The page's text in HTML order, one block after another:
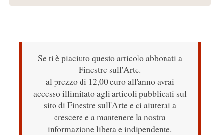
Se ti è piaciuto questo articolo abbonati a
Finestre sull'Arte.
al prezzo di 12,00 euro all'anno avrai
accesso illimitato agli articoli pubblicati sul
sito di Finestre sull'Arte e ci aiuterai a
crescere e a mantenere la nostra
informazione libera e indipendente.